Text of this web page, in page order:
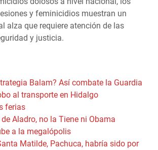
y feminicidios muestran un
alza que requiere atención de las
y justicia.
Balam? Así combate la Guardia
al transporte en Hidalgo
ferias
Aladro, no la Tiene ni Obama
a la megalópolis
Matilde, Pachuca, habría sido por